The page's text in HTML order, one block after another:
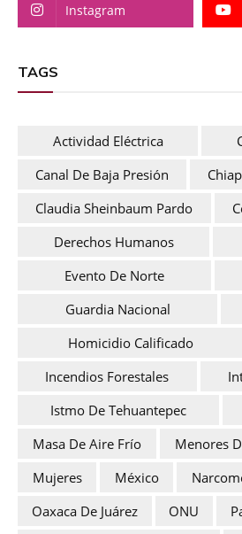
Instagram
TAGS
Actividad Eléctrica
Canal De Baja Presión
Claudia Sheinbaum Pardo
Derechos Humanos
Evento De Norte
Guardia Nacional
Homicidio Calificado
Incendios Forestales
Istmo De Tehuantepec
Masa De Aire Frío
Menores
Mujeres
México
Oaxaca De Juárez
ONU